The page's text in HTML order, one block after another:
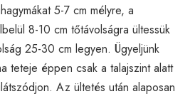
5-7 cm mélyre, a
8-10 cm tőtávolságra ültessük
25-30 cm legyen. Ügyeljünk
teteje éppen csak a talajszint alatt
Az ültetés után alaposan